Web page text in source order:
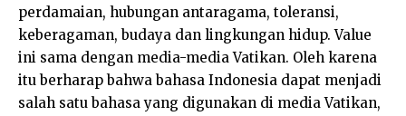
perdamaian, hubungan antaragama, toleransi,
keberagaman, budaya dan lingkungan hidup. Value
ini sama dengan media-media Vatikan. Oleh karena
itu berharap bahwa bahasa Indonesia dapat menjadi
salah satu bahasa yang digunakan di media Vatikan,